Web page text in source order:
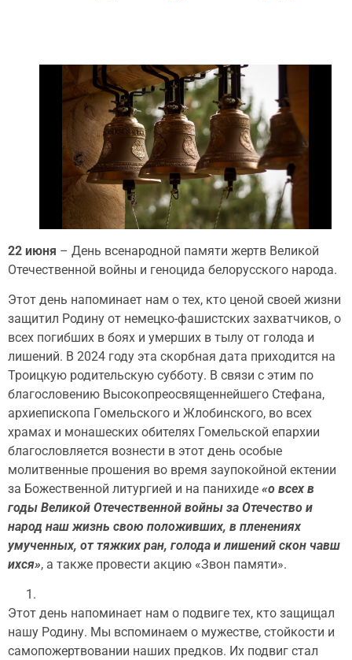
22 июня – День всенародной памяти жертв Великой
Отечественной войны и геноцида белорусского народа.
Этот день напоминает нам о тех, кто ценой своей жизни
защитил Родину от немецко-фашистских захватчиков, о
всех погибших в боях и умерших в тылу от голода и
лишений. В 2024 году эта скорбная дата приходится на
Троицкую родительскую субботу. В связи с этим по
благословению Высокопреосвященнейшего Стефана,
архиепископа Гомельского и Жлобинского, во всех
храмах и монашеских обителях Гомельской епархии
благословляется вознести в этот день особые
молитвенные прошения во время заупокойной ектении
за Божественной литургией и на панихиде «о всех в
годы Великой Отечественной войны за Отечество и
народ наш жизнь свою положивших, в пленениях
умученных, от тяжких ран, голода и лишений скон чавш
ихся», а также провести акцию «Звон памяти».
Этот день напоминает нам о подвиге тех, кто защищал
нашу Родину. Мы вспоминаем о мужестве, стойкости и
самопожертвовании наших предков. Их подвиг стал